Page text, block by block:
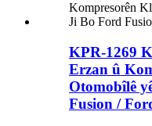
KPR-1269
Erzan û
Otomobîlê
Fusion /